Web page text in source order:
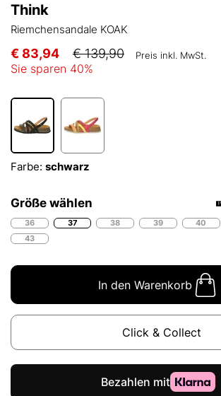
Think
Riemchensandale KOAK
€ 83,94 € 139,90 Preis inkl. MwSt.
Sie sparen 40%
Farbe: schwarz
Größe wählen
36 37 38 39 40
43
In den Warenkorb
Click & Collect